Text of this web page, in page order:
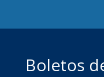
Boletos